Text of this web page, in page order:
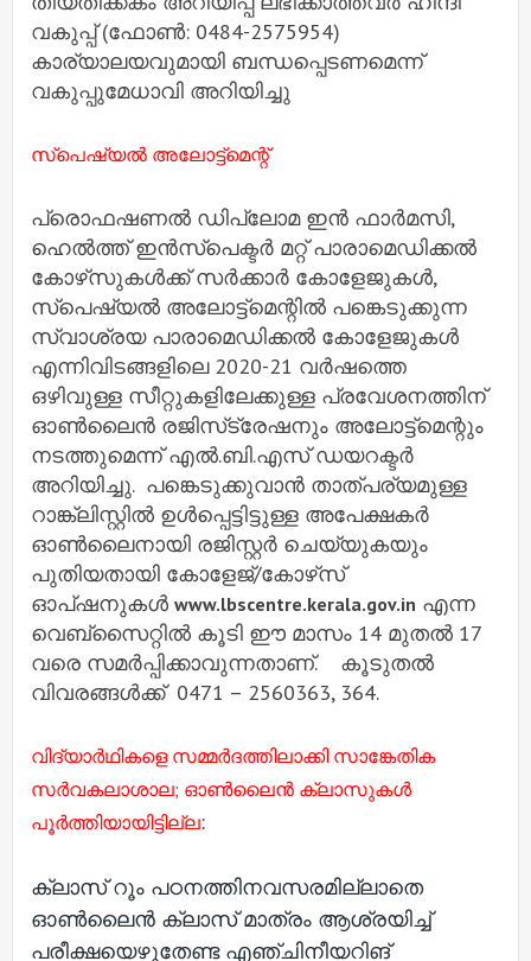
വകുപ്പ് (ഫോണ്‍: 0484-2575954)
കാര്യാലയവുമായി ബന്ധപ്പെടണമെന്ന്
വകുപ്പുമേധാവി അറിയിച്ചു
സ്‌പെഷ്യല്‍ അലോട്ട്‌മെന്റ്
പ്രൊഫഷണല്‍ ഡിപ്ലോമ ഇന്‍ ഫാര്‍മസി,
ഹെല്‍ത്ത് ഇന്‍സ്‌പെക്ടര്‍ മറ്റ് പാരാമെഡിക്കല്‍
കോഴ്‌സുകള്‍ക്ക് സര്‍ക്കാര്‍ കോളേജുകള്‍,
സ്‌പെഷ്യല്‍ അലോട്ട്‌മെന്റില്‍ പങ്കെടുക്കുന്ന
സ്വാശ്രയ പാരാമെഡിക്കല്‍ കോളേജുകള്‍
എന്നിവിടങ്ങളിലെ 2020-21 വര്‍ഷത്തെ
ഒഴിവുള്ള സീറ്റുകളിലേക്കുള്ള പ്രവേശനത്തിന്
ഓണ്‍ലൈന്‍ രജിസ്‌ട്രേഷനും അലോട്ട്‌മെന്റും
നടത്തുമെന്ന് എല്‍.ബി.എസ് ഡയറക്ടര്‍
അറിയിച്ചു. പങ്കെടുക്കുവാന്‍ താത്പര്യമുള്ള
റാങ്ക്‌ലിസ്റ്റില്‍ ഉള്‍പ്പെട്ടിട്ടുള്ള അപേക്ഷകര്‍
ഓണ്‍ലൈനായി രജിസ്റ്റര്‍ ചെയ്യുകയും
പുതിയതായി കോളേജ്/കോഴ്‌സ്
ഓപ്ഷനുകള്‍ www.lbscentre.kerala.gov.in എന്ന
വെബ്‌സൈറ്റില്‍ കൂടി ഈ മാസം 14 മുതല്‍ 17
വരെ സമര്‍പ്പിക്കാവുന്നതാണ്. കൂടുതല്‍
വിവരങ്ങള്‍ക്ക് 0471 – 2560363, 364.
വിദ്യാര്‍ഥികളെ സമ്മര്‍ദത്തിലാക്കി സാങ്കേതിക
സര്‍വകലാശാല; ഓണ്‍ലൈന്‍ ക്ലാസുകള്‍
പൂര്‍ത്തിയായിട്ടില്ല:
ക്ലാസ് റൂം പഠനത്തിനവസരമില്ലാതെ
ഓണ്‍ലൈന്‍ ക്ലാസ് മാത്രം ആശ്രയിച്ച്‌
പരീക്ഷയെഴുതേണ്ട എഞ്ചിനീയറിങ്